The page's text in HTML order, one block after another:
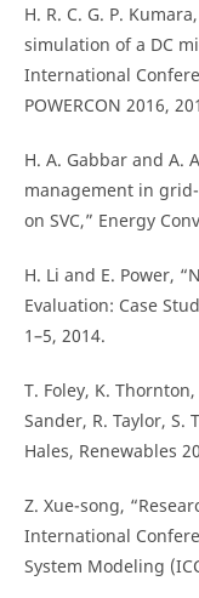
H. R. C. G. P.
simulation of a DC
International
POWERCON 2016,
H. A. Gabbar and A.
management in
on SVC,” Energy
H. Li and E. Power,
Evaluation: Case
1–5, 2014.
T. Foley, K.
Sander, R. Taylor, S.
Hales, Renewables
Z. Xue-song,
International
System Modeling